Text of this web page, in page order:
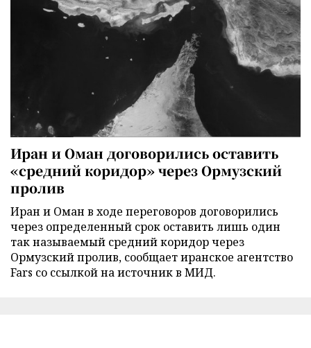
Иран и Оман договорились оставить
«средний коридор» через Ормузский
пролив
Иран и Оман в ходе переговоров договорились
через определенный срок оставить лишь один
так называемый средний коридор через
Ормузский пролив, сообщает иранское агентство
Fars со ссылкой на источник в МИД.